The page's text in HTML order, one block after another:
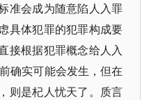
准会成为随意陷人入罪
具体犯罪的犯罪构成要
接根据犯罪概念给人入
确实可能会发生，但在
则是杞人忧天了。质言